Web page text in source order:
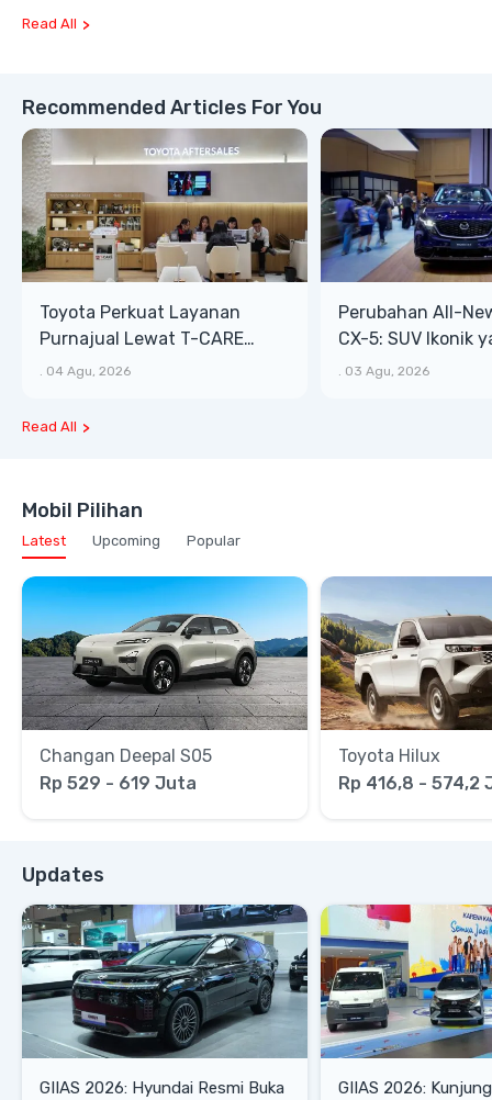
Read All
Recommended Articles For You
Toyota Perkuat Layanan
Purnajual Lewat T-CARE
XTRA, Manfaat Lebih Besar
. 04 Agu, 2026
Perubahan All-
CX-5: SUV Ikonik
Bongsor, Mewah,
. 03 Agu, 2026
Read All
Mobil Pilihan
Latest Upcoming Popular
Changan Deepal S05
Rp 529 - 619 Juta
Toyota Hilux
Rp 416,8 - 574,2
Updates
GIIAS 2026: Hyundai Resmi Buka
GIIAS 2026: